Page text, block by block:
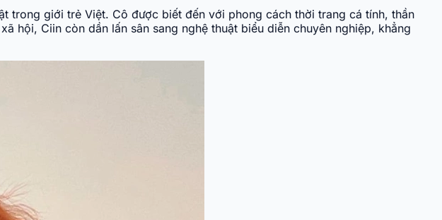
trong giới trẻ Việt. Cô được biết đến với phong cách thời trang cá tính, thần
hội, Ciin còn dần lấn sân sang nghệ thuật biểu diễn chuyên nghiệp, khẳng